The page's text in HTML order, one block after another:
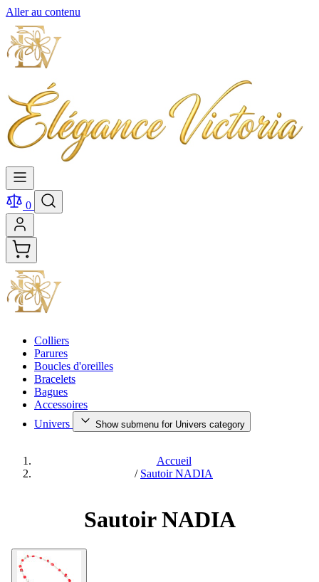
Aller au contenu
0
Colliers
Parures
Boucles d'oreilles
Bracelets
Bagues
Accessoires
Univers
Show submenu for Univers category
Accueil
/ Sautoir NADIA
Sautoir NADIA